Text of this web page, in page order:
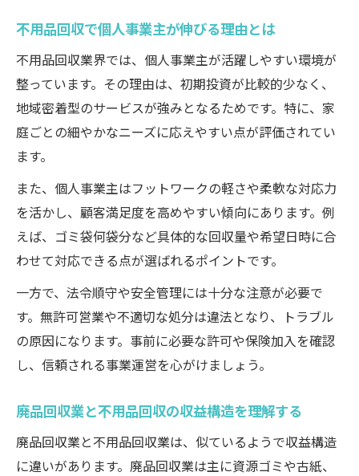
不用品回収で個人事業主が伸びる理由とは
不用品回収業界では、個人事業主が活躍しやすい環境が
整っています。その理由は、初期投資が比較的少なく、
地域密着型のサービスが強みとなるためです。特に、家
庭ごとの細やかなニーズに応えやすい点が評価されてい
ます。
また、個人事業主はフットワークの軽さや柔軟な対応力
を活かし、顧客満足度を高めやすい傾向にあります。例
えば、ゴミ袋何袋分など具体的な回収量や希望日時に合
わせて対応できる点が選ばれるポイントです。
一方で、法令順守や安全管理には十分な注意が必要で
す。無許可営業や不適切な処分は違法となり、トラブル
の原因になります。事前に必要な許可や保険加入を確認
し、信頼される事業運営を心がけましょう。
廃品回収業と不用品回収の収益構造を理解する
廃品回収業と不用品回収業は、似ているようで収益構造
に違いがあります。廃品回収業は主に資源ゴミや古紙、